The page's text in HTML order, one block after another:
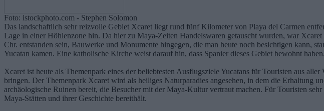
Foto: istockphoto.com - Stephen Solomon
Das landschaftlich sehr reizvolle Gebiet Xcaret liegt rund fünf Kilometer von Playa del Carmen
Lage in einer Höhlenzone hin. Da hier zu Maya-Zeiten Handelswaren getauscht wurden, war
Chr. entstanden sein, Bauwerke und Monumente hingegen, die man heute noch besichtigen kann,
Yucatan kamen. Eine katholische Kirche weist darauf hin, dass Spanier dieses Gebiet bewohnt haben.
Xcaret ist heute als Themenpark eines der beliebtesten Ausflugsziele Yucatans für Touristen aus
bringen. Der Themenpark Xcaret wird als heiliges Naturparadies angesehen, in dem die Erhaltung
archäologische Ruinen bereit, die Besucher mit der Maya-Kultur vertraut machen. Für Touristen
Maya-Stätten und ihrer Geschichte bereithält.